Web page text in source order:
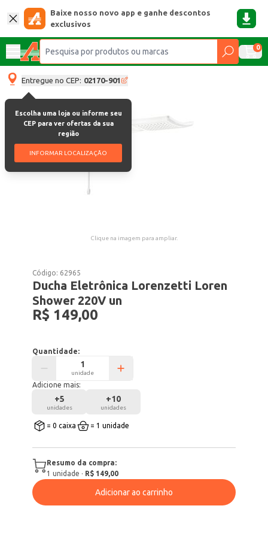
Baixe nosso novo app e ganhe descontos
exclusivos
0
Entregue no CEP: 02170-901
Escolha uma loja ou informe seu
CEP para ver ofertas da sua
região
INFORMAR LOCALIZAÇÃO
Clique na imagem para ampliar.
Código: 62965
Ducha Eletrônica Lorenzetti Loren
Shower 220V un
R$ 149,00
Quantidade:
unidade
Adicione mais:
+5
unidades
+10
unidades
= 0 caixa = 1 unidade
Resumo da compra:
1 unidade · R$ 149,00
Adicionar ao carrinho